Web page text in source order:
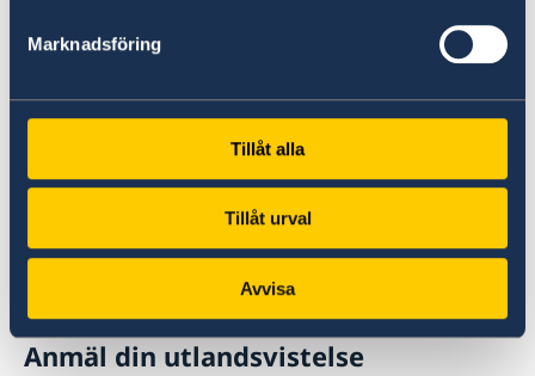
Marknadsföring
Tillåt alla
Tillåt urval
Avvisa
Sveriges ambassader.
Om UD Resklar på regeringen.se
Anmäl din utlandsvistelse